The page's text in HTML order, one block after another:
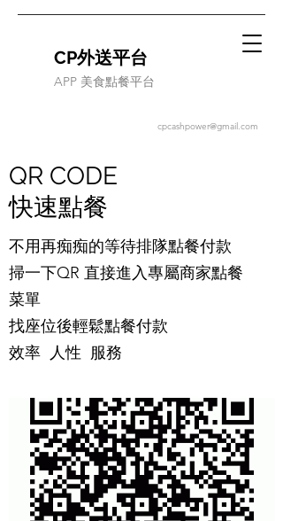
CP外送平台
APP 美食點餐平台
cpcashpower@gmail.com
QR CODE
快速點餐
不用再痴痴的等待排隊點餐付款
掃一下QR 直接進入專屬商家點餐
菜單
找座位後輕鬆點餐付款
​效率 人性 服務